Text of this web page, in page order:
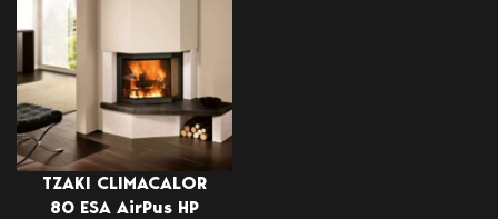
ΤΖΑΚΙ CLIMACALOR
80 ESA AirPus HP